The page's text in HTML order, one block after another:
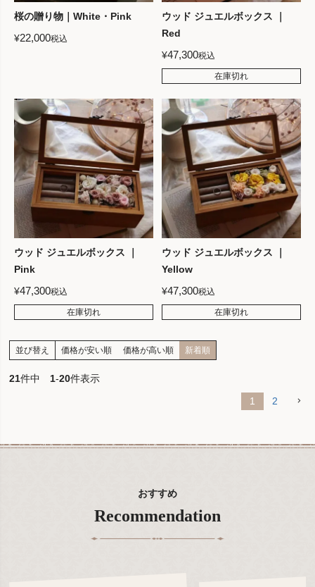
桜の贈り物｜White・Pink
¥22,000税込
ウッド ジュエルボックス ｜
Red
¥47,300税込
在庫切れ
ウッド ジュエルボックス ｜
Pink
¥47,300税込
在庫切れ
ウッド ジュエルボックス ｜
Yellow
¥47,300税込
在庫切れ
並び替え 価格が安い順 価格が高い順 新着順
21件中 1-20件表示
1 2
おすすめ
Recommendation